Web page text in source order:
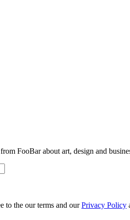
FooBar about art, design and
to the our terms and ourPrivacy Policy